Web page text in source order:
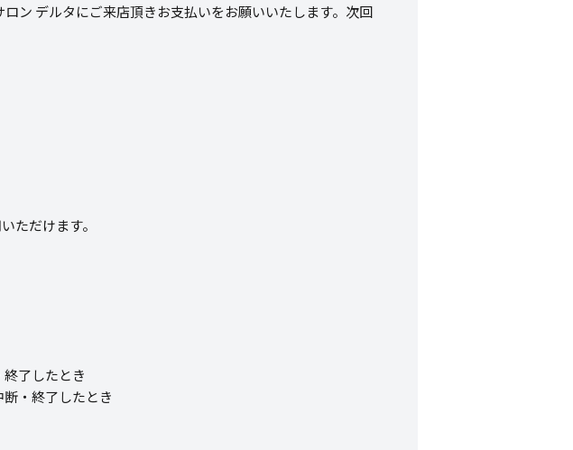
ン デルタにご来店頂きお支払いをお願いいたします。次回
ただけます。
了したとき
・終了したとき